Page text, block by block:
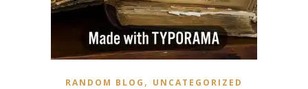
RANDOM BLOG , UNCATEGORIZED